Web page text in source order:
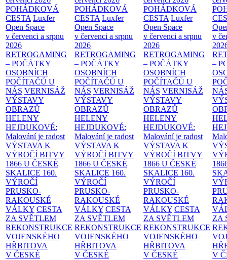
POHÁDKOVÁ
CESTA Luxfer
Open Space
v červenci a srpnu
2026
RETROGAMING
– POČÁTKY
OSOBNÍCH
POČÍTAČŮ U
NÁS VERNISÁŽ
VÝSTAVY
OBRAZŮ
HELENY
HEJDUKOVÉ:
Malování je radost
VÝSTAVA K
VÝROČÍ BITVY
1866 U ČESKÉ
SKALICE 160.
VÝROČÍ
PRUSKO-
RAKOUSKÉ
VÁLKY CESTA
ZA SVĚTLEM
REKONSTRUKCE
VOJENSKÉHO
HŘBITOVA
V ČESKÉ
POHÁDKOVÁ
CESTA Luxfer
Open Space
v červenci a srpnu
2026
RETROGAMING
– POČÁTKY
OSOBNÍCH
POČÍTAČŮ U
NÁS VERNISÁŽ
VÝSTAVY
OBRAZŮ
HELENY
HEJDUKOVÉ:
Malování je radost
VÝSTAVA K
VÝROČÍ BITVY
1866 U ČESKÉ
SKALICE 160.
VÝROČÍ
PRUSKO-
RAKOUSKÉ
VÁLKY CESTA
ZA SVĚTLEM
REKONSTRUKCE
VOJENSKÉHO
HŘBITOVA
V ČESKÉ
POHÁDKOVÁ
CESTA Luxfer
Open Space
v červenci a srpnu
2026
RETROGAMING
– POČÁTKY
OSOBNÍCH
POČÍTAČŮ U
NÁS VERNISÁŽ
VÝSTAVY
OBRAZŮ
HELENY
HEJDUKOVÉ:
Malování je radost
VÝSTAVA K
VÝROČÍ BITVY
1866 U ČESKÉ
SKALICE 160.
VÝROČÍ
PRUSKO-
RAKOUSKÉ
VÁLKY CESTA
ZA SVĚTLEM
REKONSTRUKCE
VOJENSKÉHO
HŘBITOVA
V ČESKÉ
v
–
ZA
V